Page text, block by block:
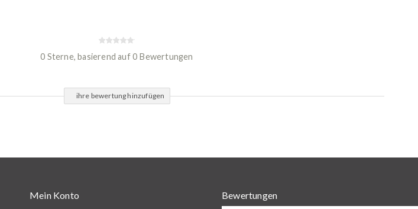
0 Sterne, basierend auf 0 Bewertungen
ihre bewertung hinzufügen
Mein Konto Bewertungen